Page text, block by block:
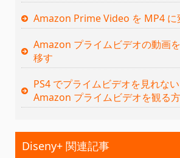
Amazon Prime Video を MP4 に
Amazon プライムビデオの動画
移す
PS4 でプライムビデオを見れな
Amazon プライムビデオを観る
Diseny+ 関連記事